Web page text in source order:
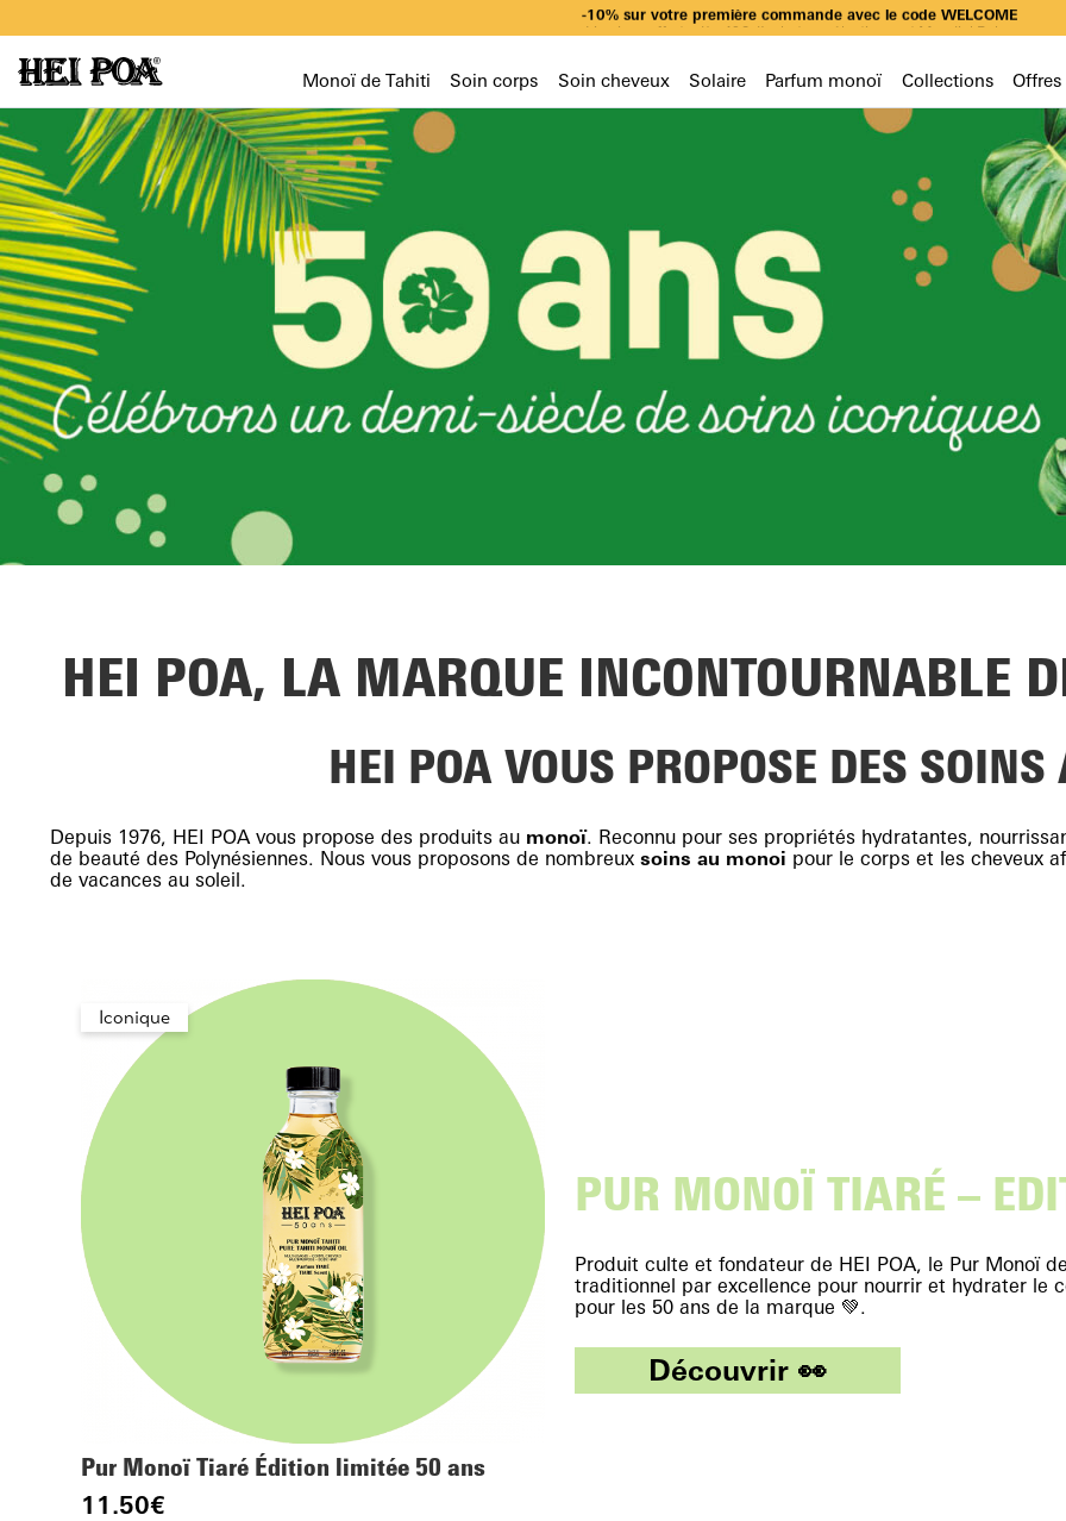
Livraison offerte dès 49€ d’achat en sélectionnant Mondial Relay
-10% sur votre première commande avec le code WELCOME
-10% sur votre première commande avec le code WELCOME
Monoï de Tahiti Soin corps Soin cheveux Solaire Parfum monoï Collections Offres
HEI POA, LA MARQUE INCONTOURNABLE
HEI POA VOUS PROPOSE DES
Depuis 1976, HEI POA vous propose des produits au monoï. Reconnu pour ses propriétés hydratantes,
de beauté des Polynésiennes. Nous vous proposons de nombreux soins au monoi pour le corps et les cheveux
de vacances au soleil.
PUR MONOÏ TIARÉ –
Produit culte et fondateur de HEI POA, le Pur Monoï
traditionnel par excellence pour nourrir et hydrater le
pour les 50 ans de la marque 💚.
Découvrir 👀
Iconique
Pur Monoï Tiaré Édition limitée 50 ans
11.50€